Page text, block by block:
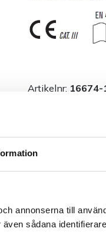
annonserna till
sådana
Artikelnr: 16674-
Säkra
till Bakers!
eller privatperson?